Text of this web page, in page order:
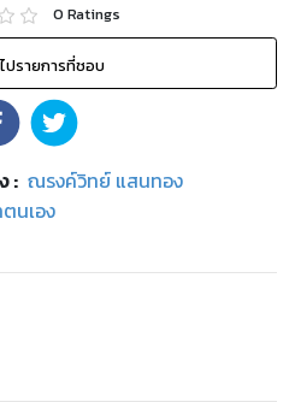
0 Ratings
ปรายการที่ชอบ
: ณรงค์วิทย์ แสนทอง
นเอง